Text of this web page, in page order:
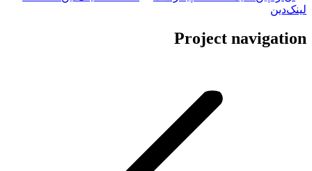
لینک‌دین
Project navigation